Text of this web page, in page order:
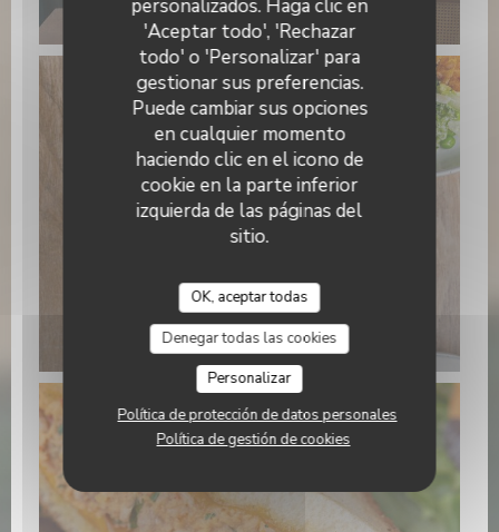
personalizados. Haga clic en
'Aceptar todo', 'Rechazar
todo' o 'Personalizar' para
gestionar sus preferencias.
Puede cambiar sus opciones
en cualquier momento
haciendo clic en el icono de
cookie en la parte inferior
izquierda de las páginas del
sitio.
OK, aceptar todas
Denegar todas las cookies
Personalizar
Política de protección de datos personales
Política de gestión de cookies
15.22.21 (3).jpeg
WhatsApp Image 2026-01-22 at
15.22.24 (1).jpeg